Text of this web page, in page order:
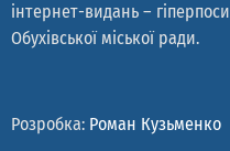
інтернет-видань –
Обухівської міської ради.
Розробка: Роман Кузьменко